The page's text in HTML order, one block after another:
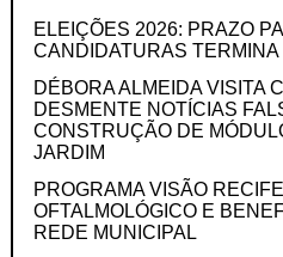
ELEIÇÕES 2026: PRAZO
CANDIDATURAS TERMINA
DÉBORA ALMEIDA VISITA
DESMENTE NOTÍCIAS
CONSTRUÇÃO DE
JARDIM
PROGRAMA VISÃO
OFTALMOLÓGICO E
REDE MUNICIPAL